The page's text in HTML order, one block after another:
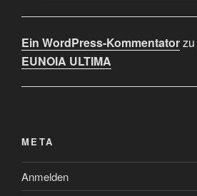
Ein WordPress-Kommentatorzu
EUNOIA ULTIMA
META
Anmelden